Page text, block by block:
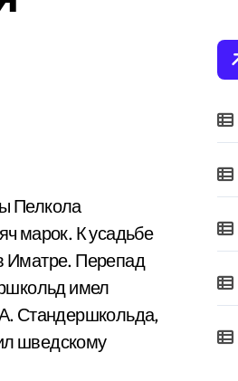
Пелкола
марок. К усадьбе
Иматре. Перепад
имел
Стандершкольда,
шведскому
: